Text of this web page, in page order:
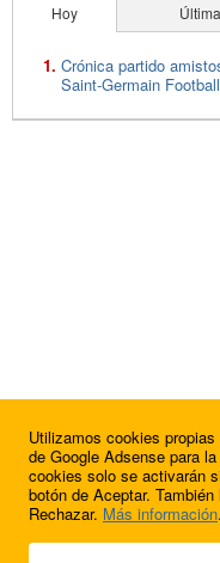
Hoy
Crónica partido
Saint-Germain
© 2009 - 2026 Soluciones
Utilizamos cookies
de Google Adsense para
cookies solo se activarán
botón de Aceptar.
Rechazar. Más información.